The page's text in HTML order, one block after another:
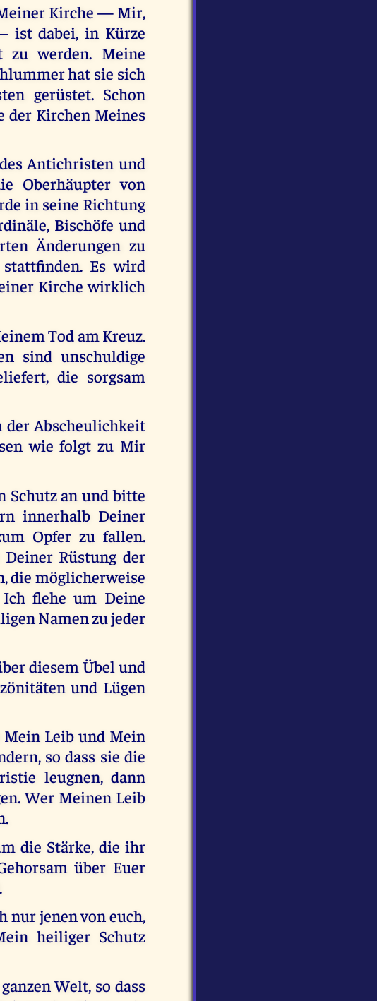
Kirche — Mir,
ist dabei, in Kürze
zu werden. Meine
hat sie sich
gerüstet. Schon
der Kirchen Meines
Antichristen und
Oberhäupter von
in seine Richtung
Bischöfe und
Änderungen zu
Es wird
Kirche wirklich
Tod am Kreuz.
sind unschuldige
die sorgsam
der Abscheulichkeit
wie folgt zu Mir
Schutz an und bitte
innerhalb Deiner
Opfer zu fallen.
Rüstung der
die möglicherweise
flehe um Deine
Namen zu jeder
diesem Übel und
und Lügen
Mein Leib und Mein
so dass sie die
leugnen, dann
Wer Meinen Leib
die Stärke, die ihr
über Euer
nur jenen von euch,
heiliger Schutz
Welt, so dass